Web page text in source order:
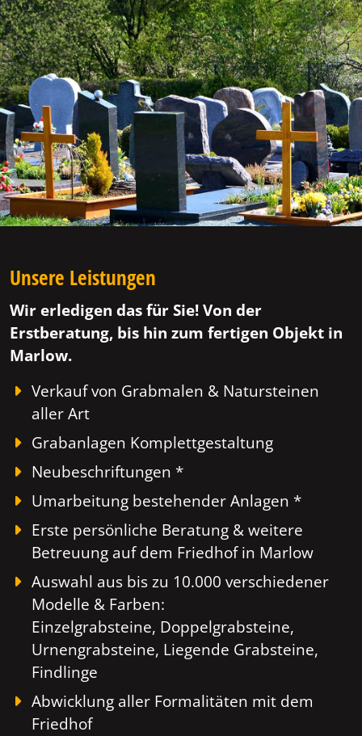
Unsere Leistungen
Wir erledigen das für Sie! Von der
Erstberatung, bis hin zum fertigen Objekt in
Marlow.
Verkauf von Grabmalen & Natursteinen
aller Art
Grabanlagen Komplettgestaltung
Neubeschriftungen *
Umarbeitung bestehender Anlagen *
Erste persönliche Beratung & weitere
Betreuung auf dem Friedhof in Marlow
Auswahl aus bis zu 10.000 verschiedener
Modelle & Farben:
Einzelgrabsteine, Doppelgrabsteine,
Urnengrabsteine, Liegende Grabsteine,
Findlinge
Abwicklung aller Formalitäten mit dem
Friedhof